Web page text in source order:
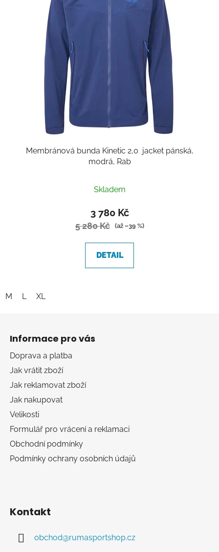
Membránová bunda Kinetic 2,0 jacket pánská,
modrá, Rab
Skladem
3 780 Kč
5 280 Kč (až –39 %)
DETAIL
M L XL
Informace pro vás
Doprava a platba
Jak vrátit zboží
Jak reklamovat zboží
Jak nakupovat
Velikosti
Formulář pro vrácení a reklamaci
Obchodní podmínky
Podmínky ochrany osobních údajů
Kontakt
obchod@rumasportshop.cz